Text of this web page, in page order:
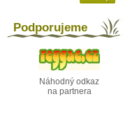
Podporujeme
Náhodný odkaz
na partnera